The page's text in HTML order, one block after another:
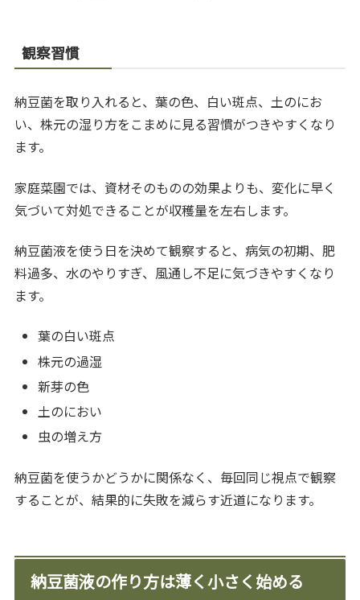
観察習慣
納豆菌を取り入れると、葉の色、白い斑点、土のにお
い、株元の湿り方をこまめに見る習慣がつきやすくなり
ます。
家庭菜園では、資材そのものの効果よりも、変化に早く
気づいて対処できることが収穫量を左右します。
納豆菌液を使う日を決めて観察すると、病気の初期、肥
料過多、水のやりすぎ、風通し不足に気づきやすくなり
ます。
葉の白い斑点
株元の過湿
新芽の色
土のにおい
虫の増え方
納豆菌を使うかどうかに関係なく、毎回同じ視点で観察
することが、結果的に失敗を減らす近道になります。
納豆菌液の作り方は薄く小さく始める